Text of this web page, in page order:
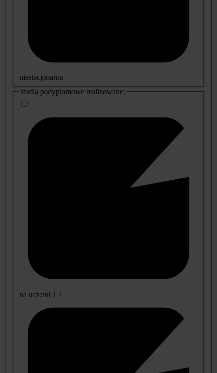
niestacjonarna
studia podyplomowe realizowane:
na uczelni